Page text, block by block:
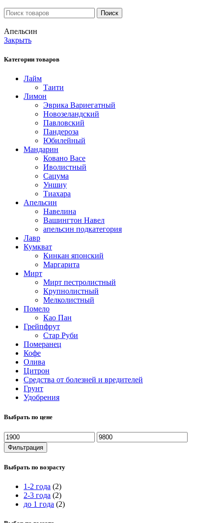
Поиск
Апельсин
Закрыть
Категории товаров
Лайм
Таити
Лимон
Эврика Вариегатный
Новозеландский
Павловский
Пандероза
Юбилейный
Мандарин
Ковано Васе
Иволистный
Сацума
Уншиу
Тиахара
Апельсин
Навелина
Вашингтон Навел
апельсин подкатегория
Лавр
Кумкват
Кинкан японский
Маргарита
Мирт
Мирт пестролистный
Крупнолистный
Мелколистный
Помело
Као Пан
Грейпфрут
Стар Руби
Померанец
Кофе
Олива
Цитрон
Средства от болезней и вредителей
Грунт
Удобрения
Выбрать по цене
Минимальная
цена
Максимальная
цена
Фильтрация
Выбрать по возрасту
1-2 года (2)
2-3 года (2)
до 1 года (2)